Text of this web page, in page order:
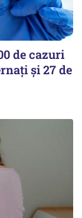
de cazuri
și 27 de